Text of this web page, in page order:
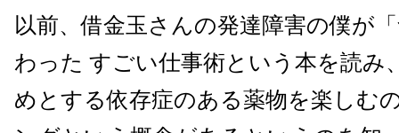
以前、借金玉さんの発達障害の僕が
わった すごい仕事術という本を読み
めとする依存症のある薬物を楽しむ